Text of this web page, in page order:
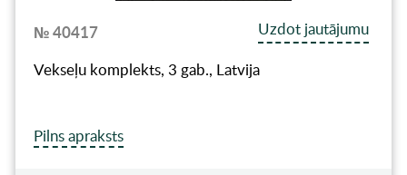
№ 40417
Uzdot jautājumu
Vekseļu komplekts, 3 gab., Latvija
Pilns apraksts